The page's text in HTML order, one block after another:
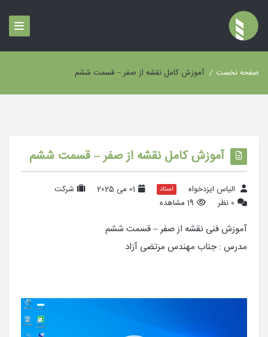
صفحه نخست / آموزش کامل نقشه از صفر – قسمت ششم
آموزش کامل نقشه از صفر – قسمت ششم
الیاس ایزدخواه استاد 01 می 2025
شرکت
0 نظر
19 مشاهده
آموزش فنی نقشه از صفر – قسمت ششم
مدرس : جناب مهندس مرتضی آزاد